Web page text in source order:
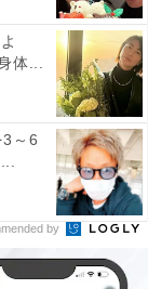
体...
3～6
by